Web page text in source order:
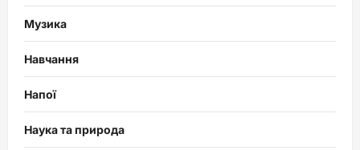
Музика
Навчання
Напої
Наука та природа